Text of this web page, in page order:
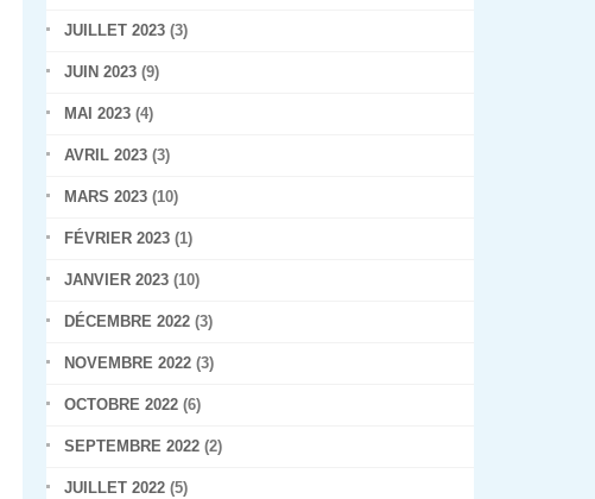
JUILLET 2023 (3)
JUIN 2023 (9)
MAI 2023 (4)
AVRIL 2023 (3)
MARS 2023 (10)
FÉVRIER 2023 (1)
JANVIER 2023 (10)
DÉCEMBRE 2022 (3)
NOVEMBRE 2022 (3)
OCTOBRE 2022 (6)
SEPTEMBRE 2022 (2)
JUILLET 2022 (5)